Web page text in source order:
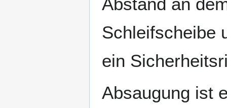
Schleifscheibe
ein
Absaugung ist